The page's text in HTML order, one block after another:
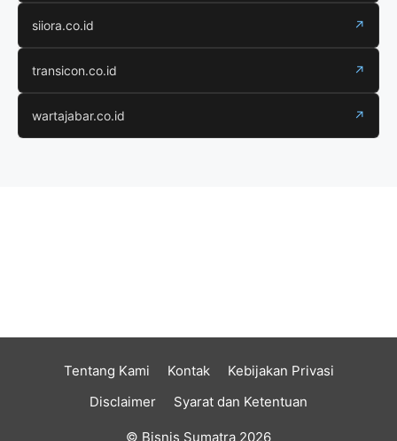
siiora.co.id ↗
transicon.co.id ↗
wartajabar.co.id ↗
Tentang Kami Kontak
Kebijakan Privasi
Disclaimer
Syarat dan Ketentuan
© Bisnis Sumatra 2026